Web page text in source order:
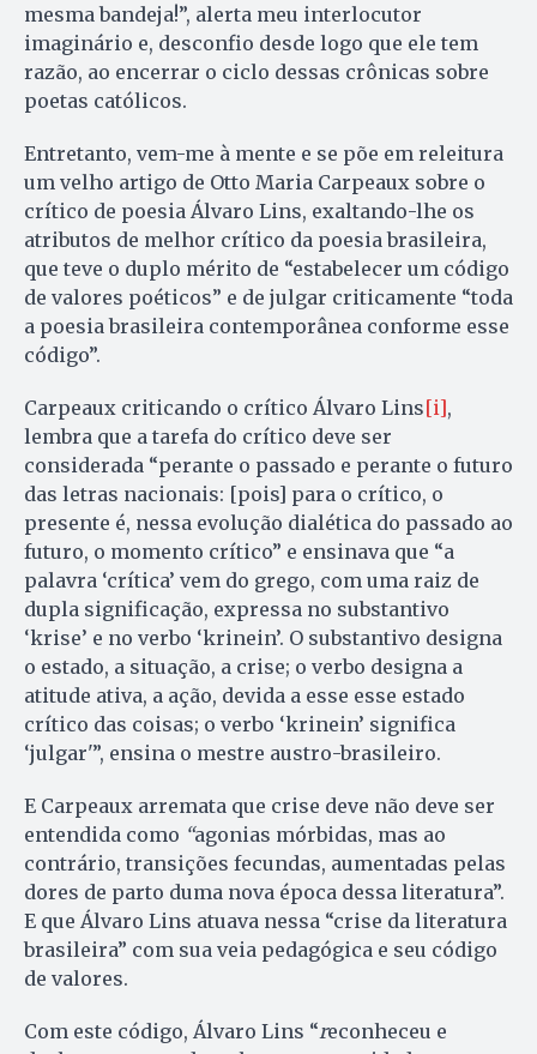
mesma bandeja!”, alerta meu interlocutor
imaginário e, desconfio desde logo que ele tem
razão, ao encerrar o ciclo dessas crônicas sobre
poetas católicos.
Entretanto, vem-me à mente e se põe em releitura
um velho artigo de Otto Maria Carpeaux sobre o
crítico de poesia Álvaro Lins, exaltando-lhe os
atributos de melhor crítico da poesia brasileira,
que teve o duplo mérito de “estabelecer um código
de valores poéticos” e de julgar criticamente “toda
a poesia brasileira contemporânea conforme esse
código”.
Carpeaux criticando o crítico Álvaro Lins[i],
lembra que a tarefa do crítico deve ser
considerada “perante o passado e perante o futuro
das letras nacionais: [pois] para o crítico, o
presente é, nessa evolução dialética do passado ao
futuro, o momento crítico” e ensinava que “a
palavra ‘crítica’ vem do grego, com uma raiz de
dupla significação, expressa no substantivo
‘krise’ e no verbo ‘krinein’. O substantivo designa
o estado, a situação, a crise; o verbo designa a
atitude ativa, a ação, devida a esse esse estado
crítico das coisas; o verbo ‘krinein’ significa
‘julgar'”, ensina o mestre austro-brasileiro.
E Carpeaux arremata que crise deve não deve ser
entendida como “agonias mórbidas, mas ao
contrário, transições fecundas, aumentadas pelas
dores de parto duma nova época dessa literatura”.
E que Álvaro Lins atuava nessa “crise da literatura
brasileira” com sua veia pedagógica e seu código
de valores.
Com este código, Álvaro Lins “reconheceu e